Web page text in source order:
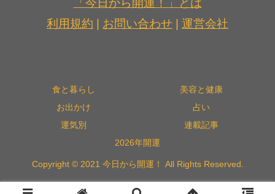
「今日から開運！」とは
利用規約
お問い合わせ 運営会社
食と暮らし
美容と健康
お出かけ
占い
運気別
連載記事
2026年開運
Copyright © 2021 今日から開運！ All Rights Reserved.